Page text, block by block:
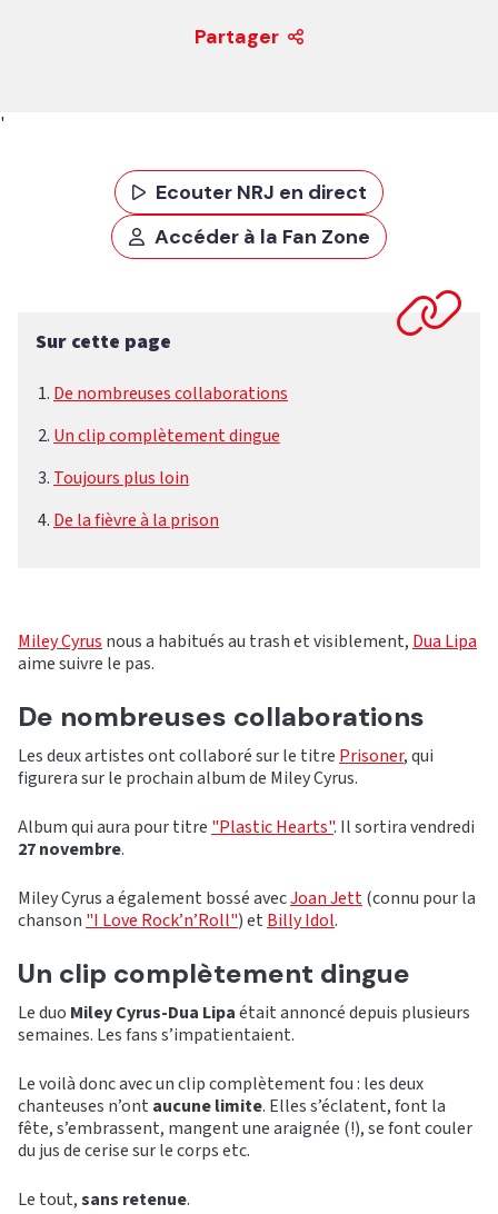
Partager
'
Ecouter NRJ en direct
Accéder à la Fan Zone
Sur cette page
De nombreuses collaborations
Un clip complètement dingue
Toujours plus loin
De la fièvre à la prison
Miley Cyrus nous a habitués au trash et visiblement, Dua Lipa
aime suivre le pas.
De nombreuses collaborations
Les deux artistes ont collaboré sur le titre Prisoner, qui
figurera sur le prochain album de Miley Cyrus.
Album qui aura pour titre "Plastic Hearts". Il sortira vendredi
27 novembre.
Miley Cyrus a également bossé avecJoan Jett(connu pour la
chanson "I Love Rock’n’Roll") et Billy Idol.
Un clip complètement dingue
Le duo Miley Cyrus-Dua Lipaétait annoncé depuis plusieurs
semaines. Les fans s’impatientaient.
Le voilà donc avec un clip complètement fou : les deux
chanteuses n’ont aucune limite. Elles s’éclatent, font la
fête, s’embrassent, mangent une araignée (!), se font couler
du jus de cerise sur le corps etc.
Le tout,sans retenue.